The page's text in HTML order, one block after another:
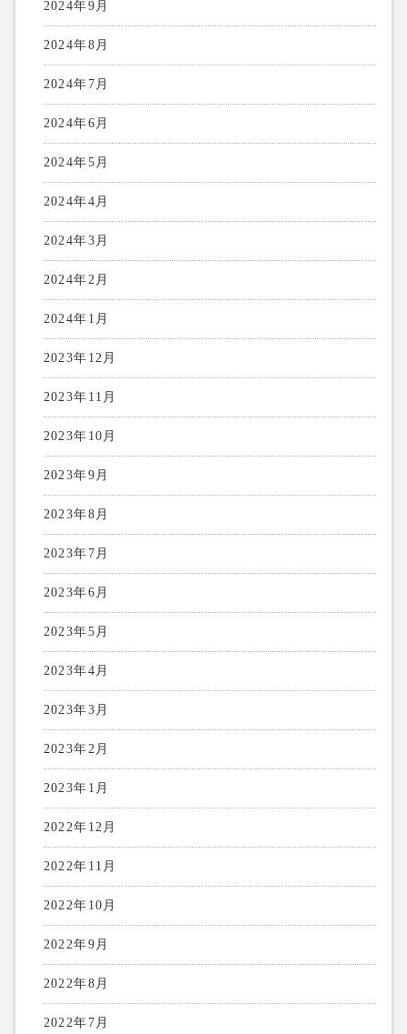
2024年9月
2024年8月
2024年7月
2024年6月
2024年5月
2024年4月
2024年3月
2024年2月
2024年1月
2023年12月
2023年11月
2023年10月
2023年9月
2023年8月
2023年7月
2023年6月
2023年5月
2023年4月
2023年3月
2023年2月
2023年1月
2022年12月
2022年11月
2022年10月
2022年9月
2022年8月
2022年7月